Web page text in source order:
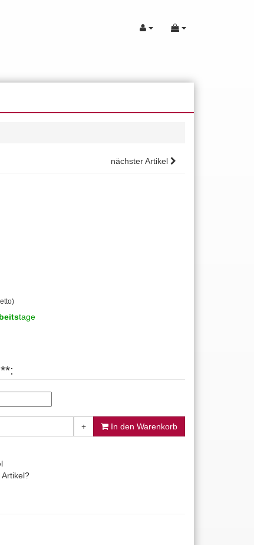
nächster Artikel
tage
+ In den Warenkorb